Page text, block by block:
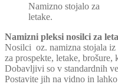
Namizno stojalo za
letake.
Namizni pleksi nosilci za
Nosilci oz. namizna stojala iz
za prospekte, letake,
Dobavljivi so v standardnih
Postavite jih na vidno in